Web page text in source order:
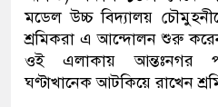
মডেল উচ্চ বিদ্যালয়
শ্রমিকরা এ আন্দোলন শুরু
ওই এলাকায় আন্তঃনগর
ঘণ্টাখানেক আটকিয়ে রাখেন